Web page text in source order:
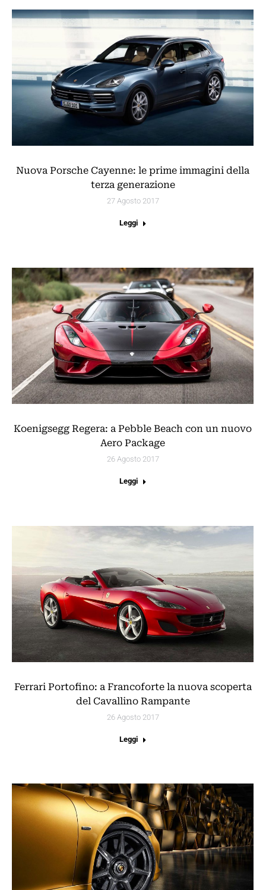
Nuova Porsche Cayenne: le prime immagini della
terza generazione
27 Agosto 2017
Leggi
Koenigsegg Regera: a Pebble Beach con un nuovo
Aero Package
26 Agosto 2017
Leggi
Ferrari Portofino: a Francoforte la nuova scoperta
del Cavallino Rampante
26 Agosto 2017
Leggi